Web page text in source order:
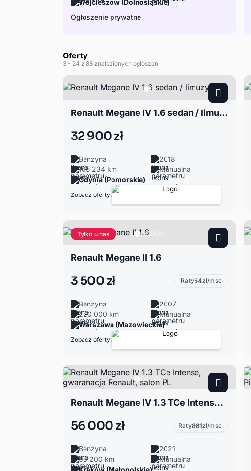
Wojcieszów (Dolnośląskie)
Ogłoszenie prywatne
Oferty
3 - 24 z 88 znalezionych ogłoszeń
Renault Megane IV 1.6 sedan / limuzyna
32 900 zł
Benzyna
2018
165 234 km
Manualna
Gdynia (Pomorskie)
Zobacz oferty:
Tylko u nas
Renault Megane II 1.6
3 500 zł Raty54zł/msc
Benzyna
2007
220 000 km
Manualna
Warszawa (Mazowieckie)
Zobacz oferty:
Renault Megane IV 1.3 TCe Intense, gwaranacja Renault, salon PL
56 000 zł Raty861zł/msc
Benzyna
2021
93 200 km
Manualna
Kraków (Małopolskie)